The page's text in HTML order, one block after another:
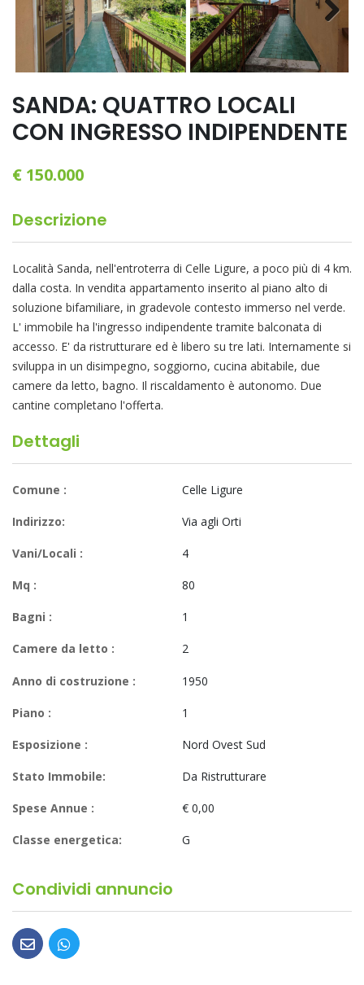
SANDA: QUATTRO LOCALI
CON INGRESSO INDIPENDENTE
€ 150.000
Descrizione
Località Sanda, nell'entroterra di Celle Ligure, a poco più di 4 km.
dalla costa. In vendita appartamento inserito al piano alto di
soluzione bifamiliare, in gradevole contesto immerso nel verde.
L' immobile ha l'ingresso indipendente tramite balconata di
accesso. E' da ristrutturare ed è libero su tre lati. Internamente si
sviluppa in un disimpegno, soggiorno, cucina abitabile, due
camere da letto, bagno. Il riscaldamento è autonomo. Due
cantine completano l'offerta.
Dettagli
Comune : Celle Ligure
Indirizzo: Via agli Orti
Vani/Locali : 4
Mq : 80
Bagni : 1
Camere da letto : 2
Anno di costruzione : 1950
Piano : 1
Esposizione : Nord Ovest Sud
Stato Immobile: Da Ristrutturare
Spese Annue : € 0,00
Classe energetica: G
Condividi annuncio